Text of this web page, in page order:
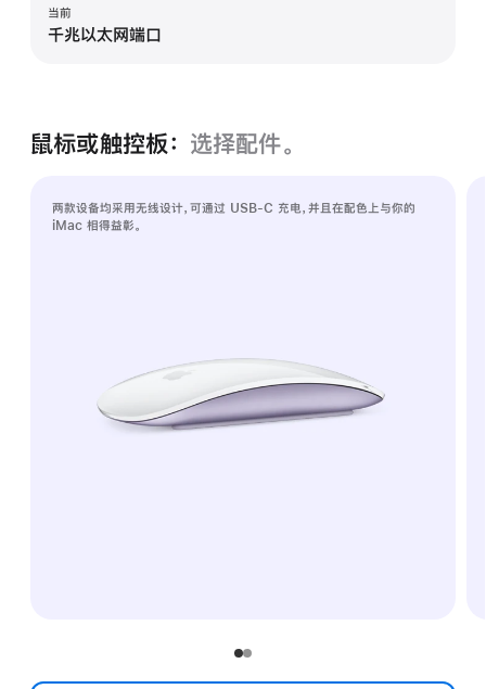
当前
千兆以太网端口
鼠标或触控板： 选择配件。
两款设备均采用无线设计，可通过 USB-C 充电，并且在配色上与你的
iMac 相得益彰。